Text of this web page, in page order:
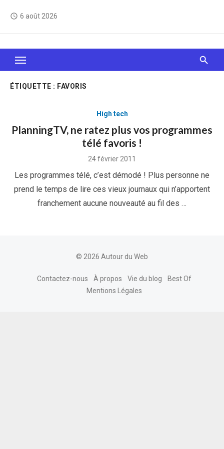
access_time 6 août 2026
Le Web, c'est comme une boîte de chocolats… On
sait jamais sur quoi on va tomber !
ÉTIQUETTE : FAVORIS
High tech
PlanningTV, ne ratez plus vos programmes
télé favoris !
Posted
24 février 2011
Les programmes télé, c’est démodé ! Plus personne ne
prend le temps de lire ces vieux journaux qui n’apportent
franchement aucune nouveauté au fil des …
© 2026 Autour du Web
Contactez-nous À propos Vie du blog
Best Of
Mentions Légales